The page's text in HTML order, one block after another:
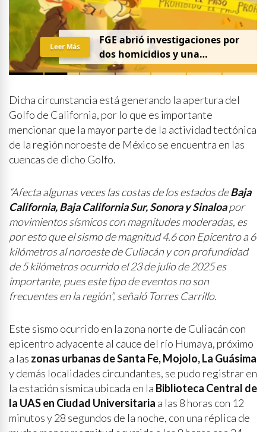
FGE abrió investigaciones por
dos homicidios y una
desaparición el 7 de agosto
Leer Más
Dicha circunstancia está generando la apertura del
Golfo de California, por lo que es importante
mencionar que la mayor parte de la actividad tectónica
de la región noroeste de México se encuentra en las
cuencas de dicho Golfo.
“Afecta algunas veces las costas de los estados deBaja
California, Baja California Sur, Sonora y Sinaloapor
movimientos sísmicos con magnitudes moderadas, es
por esto que el sismo de magnitud 4.6 con Epicentro a 6
kilómetros al noroeste de Culiacán y con profundidad
de 5 kilómetros ocurrido el 23 de julio de 2025 es
importante, pues este tipo de eventos no son
frecuentes en la región”, señaló Torres Carrillo.
Este sismo ocurrido en la zona norte de Culiacán con
epicentro adyacente al cauce del río Humaya, próximo
a las zonas urbanas deSanta Fe, Mojolo, La Guásima
y demás localidades circundantes, se pudo registrar en
la estación sísmica ubicada en la Biblioteca Central de
la UAS en Ciudad Universitaria a las 8 horas con 12
minutos y 28 segundos de la noche, con una réplica de